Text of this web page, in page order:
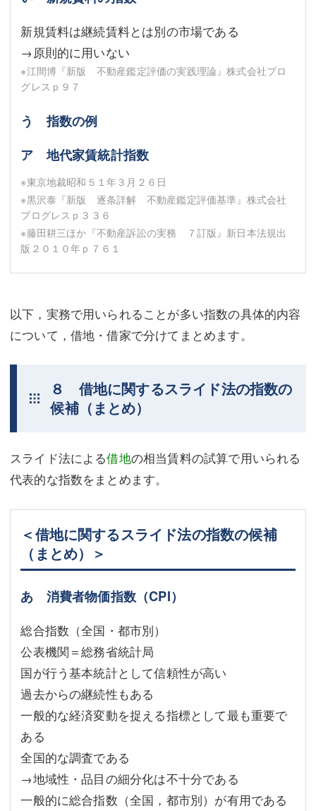
新規賃料は継続賃料とは別の市場である
→原則的に用いない
※江間博『新版 不動産鑑定評価の実践理論』株式会社プロ
グレスｐ９７
う 指数の例
ア 地代家賃統計指数
※東京地裁昭和５１年３月２６日
※黒沢泰『新版 逐条詳解 不動産鑑定評価基準』株式会社
プログレスｐ３３６
※藤田耕三ほか『不動産訴訟の実務 ７訂版』新日本法規出
版２０１０年ｐ７６１
以下，実務で用いられることが多い指数の具体的内容
について，借地・借家で分けてまとめます。
８ 借地に関するスライド法の指数の
候補（まとめ）
スライド法による借地の相当賃料の試算で用いられる
代表的な指数をまとめます。
＜借地に関するスライド法の指数の候補
（まとめ）＞
あ 消費者物価指数（CPI）
総合指数（全国・都市別）
公表機関＝総務省統計局
国が行う基本統計として信頼性が高い
過去からの継続性もある
一般的な経済変動を捉える指標として最も重要で
ある
全国的な調査である
→地域性・品目の細分化は不十分である
一般的に総合指数（全国，都市別）が有用である